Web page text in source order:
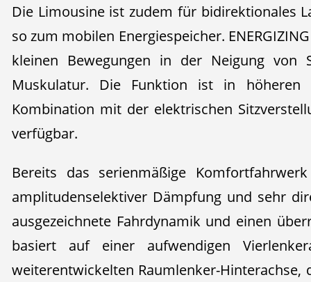
Die Limousine ist zudem für bidirektionales
so zum mobilen Energiespeicher.
kleinen Bewegungen in der Neigung von
Muskulatur. Die Funktion ist in höheren
Kombination mit der elektrischen
verfügbar.
Bereits das serienmäßige
amplitudenselektiver Dämpfung und sehr
ausgezeichnete Fahrdynamik und einen
basiert auf einer aufwendigen
weiterentwickelten Raumlenker-Hinterachse,